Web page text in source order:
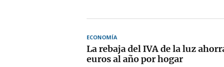
ECONOMÍA
La rebaja del IVA de la luz
euros al año por hogar